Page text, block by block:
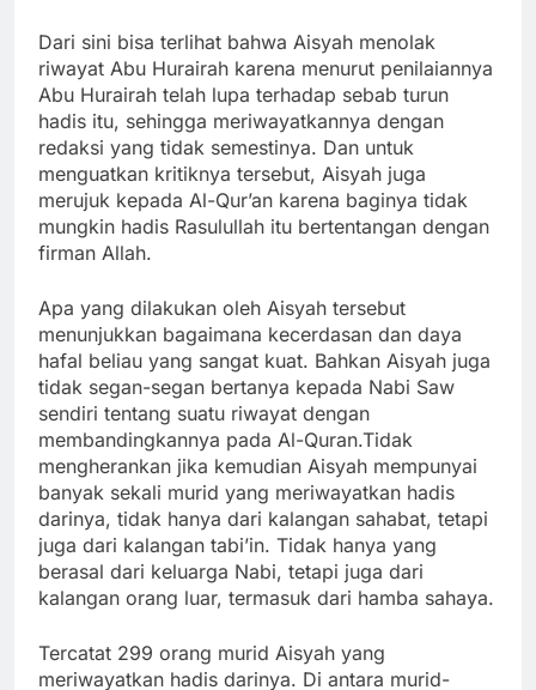
Dari sini bisa terlihat bahwa Aisyah menolak
riwayat Abu Hurairah karena menurut penilaiannya
Abu Hurairah telah lupa terhadap sebab turun
hadis itu, sehingga meriwayatkannya dengan
redaksi yang tidak semestinya. Dan untuk
menguatkan kritiknya tersebut, Aisyah juga
merujuk kepada Al-Qur’an karena baginya tidak
mungkin hadis Rasulullah itu bertentangan dengan
firman Allah.
Apa yang dilakukan oleh Aisyah tersebut
menunjukkan bagaimana kecerdasan dan daya
hafal beliau yang sangat kuat. Bahkan Aisyah juga
tidak segan-segan bertanya kepada Nabi Saw
sendiri tentang suatu riwayat dengan
membandingkannya pada Al-Quran.Tidak
mengherankan jika kemudian Aisyah mempunyai
banyak sekali murid yang meriwayatkan hadis
darinya, tidak hanya dari kalangan sahabat, tetapi
juga dari kalangan tabi’in. Tidak hanya yang
berasal dari keluarga Nabi, tetapi juga dari
kalangan orang luar, termasuk dari hamba sahaya.
Tercatat 299 orang murid Aisyah yang
meriwayatkan hadis darinya. Di antara murid-